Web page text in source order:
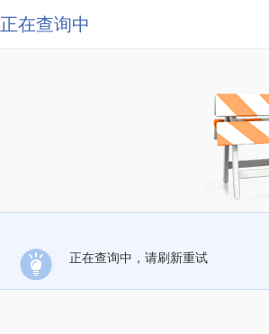
正在查询中
正在查询中，请刷新重试